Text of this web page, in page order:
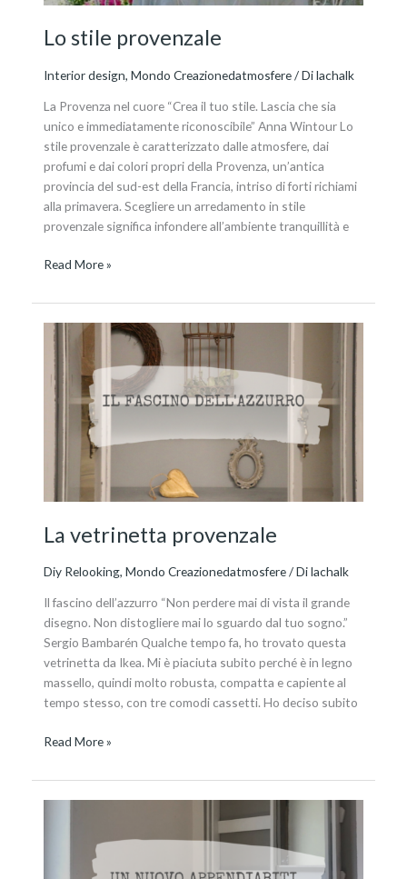
Lo stile provenzale
Interior design,Mondo Creazionedatmosfere/ Dilachalk
La Provenza nel cuore “Crea il tuo stile. Lascia che sia
unico e immediatamente riconoscibile” Anna Wintour Lo
stile provenzale è caratterizzato dalle atmosfere, dai
profumi e dai colori propri della Provenza, un’antica
provincia del sud-est della Francia, intriso di forti richiami
alla primavera. Scegliere un arredamento in stile
provenzale significa infondere all’ambiente tranquillità e
Read More »
La vetrinetta provenzale
Diy Relooking,Mondo Creazionedatmosfere/ Dilachalk
Il fascino dell’azzurro “Non perdere mai di vista il grande
disegno. Non distogliere mai lo sguardo dal tuo sogno.”
Sergio Bambarén Qualche tempo fa, ho trovato questa
vetrinetta da Ikea. Mi è piaciuta subito perché è in legno
massello, quindi molto robusta, compatta e capiente al
tempo stesso, con tre comodi cassetti. Ho deciso subito
La
vetrinetta
provenzale
Read More »